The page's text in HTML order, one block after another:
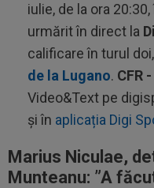
iulie, de la ora
urmărit în direct la
calificare în turul
de la Lugano. CFR
Video&Text pe
și în aplicația Digi
Marius Niculae,
Munteanu: ”A